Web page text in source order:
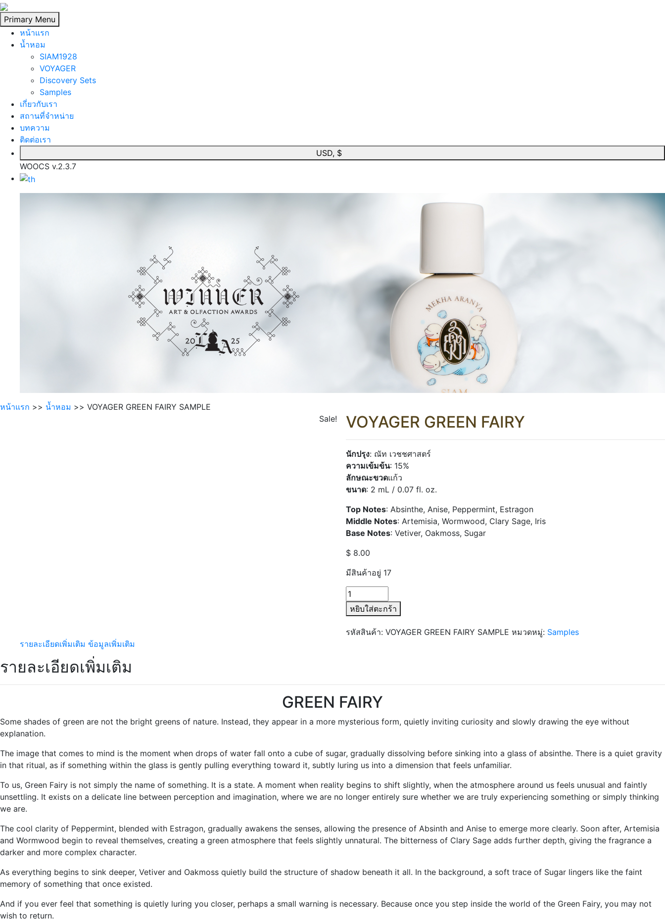
Skip
to
content
Primary Menu
หน้าแรก
นํ้าหอม
SIAM1928
VOYAGER
Discovery Sets
Samples
เกี่ยวกับเรา
สถานที่จำหน่าย
บทความ
ติดต่อเรา
USD, $
WOOCS v.2.3.7
หน้าแรก >> นํ้าหอม >> VOYAGER GREEN FAIRY SAMPLE
Sale!
VOYAGER GREEN FAIRY
นักปรุง: ณัท เวชชศาสตร์
ความเข้มข้น: 15%
ลักษณะขวดแก้ว
ขนาด: 2 mL / 0.07 fl. oz.
Top Notes: Absinthe, Anise, Peppermint, Estragon
Middle Notes: Artemisia, Wormwood, Clary Sage, Iris
Base Notes: Vetiver, Oakmoss, Sugar
$8.00
มีสินค้าอยู่ 17
จำนวน
VOYAGER
GREEN
FAIRY
หยิบใส่ตะกร้า
รหัสสินค้า: VOYAGER GREEN FAIRY SAMPLE หมวดหมู่: Samples
รายละเอียดเพิ่มเติม ข้อมูลเพิ่มเติม
รายละเอียดเพิ่มเติม
GREEN FAIRY
Some shades of green are not the bright greens of nature. Instead, they appear in a more mysterious form, quietly inviting curiosity and slowly drawing the eye without
explanation.
The image that comes to mind is the moment when drops of water fall onto a cube of sugar, gradually dissolving before sinking into a glass of absinthe. There is a quiet gravity
in that ritual, as if something within the glass is gently pulling everything toward it, subtly luring us into a dimension that feels unfamiliar.
To us, Green Fairy is not simply the name of something. It is a state. A moment when reality begins to shift slightly, when the atmosphere around us feels unusual and faintly
unsettling. It exists on a delicate line between perception and imagination, where we are no longer entirely sure whether we are truly experiencing something or simply thinking
we are.
The cool clarity of Peppermint, blended with Estragon, gradually awakens the senses, allowing the presence of Absinth and Anise to emerge more clearly. Soon after, Artemisia
and Wormwood begin to reveal themselves, creating a green atmosphere that feels slightly unnatural. The bitterness of Clary Sage adds further depth, giving the fragrance a
darker and more complex character.
As everything begins to sink deeper, Vetiver and Oakmoss quietly build the structure of shadow beneath it all. In the background, a soft trace of Sugar lingers like the faint
memory of something that once existed.
And if you ever feel that something is quietly luring you closer, perhaps a small warning is necessary. Because once you step inside the world of the Green Fairy, you may not
wish to return.